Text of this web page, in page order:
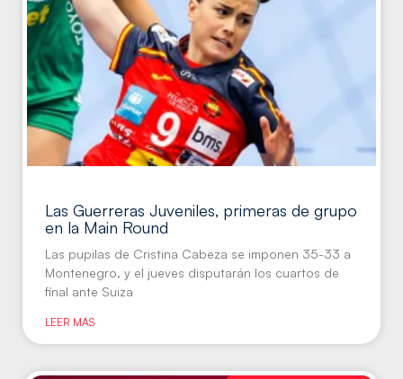
Las Guerreras Juveniles, primeras de grupo
en la Main Round
Las pupilas de Cristina Cabeza se imponen 35-33 a
Montenegro, y el jueves disputarán los cuartos de
final ante Suiza
LEER MÁS